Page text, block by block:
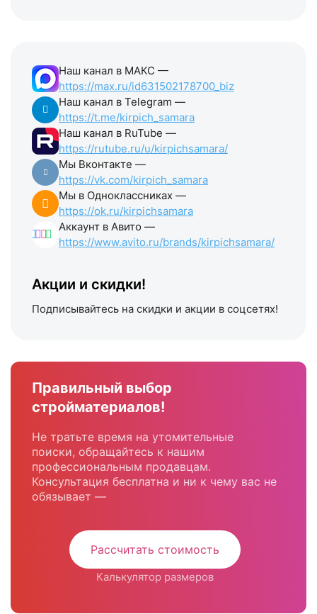
Наш канал в МАКС —
https://max.ru/id631502178700_biz
Наш канал в Telegram —
https://t.me/kirpich_samara
Наш канал в RuTube —
https://rutube.ru/u/kirpichsamara/
Мы Вконтакте —
https://vk.com/kirpich_samara
Мы в Одноклассниках —
https://ok.ru/kirpichsamara
Аккаунт в Авито —
https://www.avito.ru/brands/kirpichsamara/
Акции и скидки!
Подписывайтесь на скидки и акции в соцсетях!
Правильный выбор
стройматериалов!
Не тратьте время на утомительные
поиски, обращайтесь к нашим
профессиональным продавцам.
Консультация бесплатна и ни к чему вас не
обязывает —
Рассчитать стоимость
Калькулятор размеров